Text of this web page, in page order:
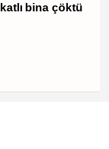
katlı bina çöktü